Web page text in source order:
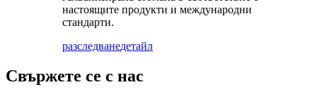
настоящите продукти и международни
стандарти.
разследванедетайл
Свържете се с нас